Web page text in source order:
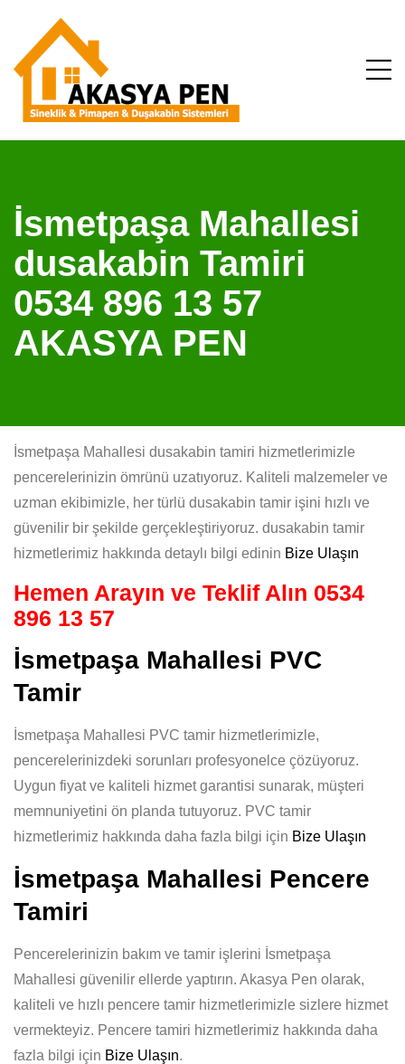
İsmetpaşa Mahallesi
dusakabin Tamiri
0534 896 13 57
AKASYA PEN
İsmetpaşa Mahallesi dusakabin tamiri hizmetlerimizle
pencerelerinizin ömrünü uzatıyoruz. Kaliteli malzemeler ve
uzman ekibimizle, her türlü dusakabin tamir işini hızlı ve
güvenilir bir şekilde gerçekleştiriyoruz. dusakabin tamir
hizmetlerimiz hakkında detaylı bilgi edinin Bize Ulaşın
Hemen Arayın ve Teklif Alın 0534
896 13 57
İsmetpaşa Mahallesi PVC
Tamir
İsmetpaşa Mahallesi PVC tamir hizmetlerimizle,
pencerelerinizdeki sorunları profesyonelce çözüyoruz.
Uygun fiyat ve kaliteli hizmet garantisi sunarak, müşteri
memnuniyetini ön planda tutuyoruz. PVC tamir
hizmetlerimiz hakkında daha fazla bilgi için Bize Ulaşın
İsmetpaşa Mahallesi Pencere
Tamiri
Pencerelerinizin bakım ve tamir işlerini İsmetpaşa
Mahallesi güvenilir ellerde yaptırın. Akasya Pen olarak,
kaliteli ve hızlı pencere tamir hizmetlerimizle sizlere hizmet
vermekteyiz. Pencere tamiri hizmetlerimiz hakkında daha
fazla bilgi için Bize Ulaşın.